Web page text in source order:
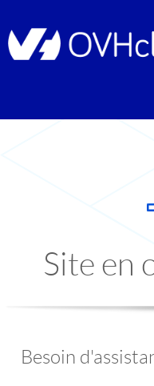
Site en
Besoin